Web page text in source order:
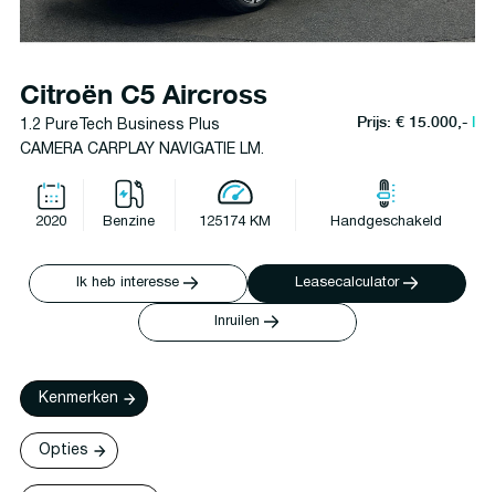
Citroën C5 Aircross
1.2 PureTech Business Plus
CAMERA CARPLAY NAVIGATIE LM.
Prijs: € 15.000,-l
2020 Benzine 125174 KM Handgeschakeld
Ik heb interesse Leasecalculator
Inruilen
Kenmerken
Opties